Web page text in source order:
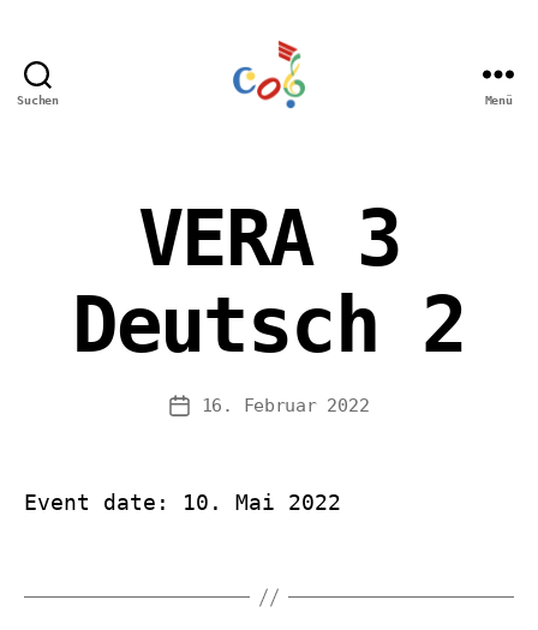
Suchen Menü
VERA 3
Deutsch 2
Veröffentlichungsdatum
16. Februar 2022
Event date: 10. Mai 2022